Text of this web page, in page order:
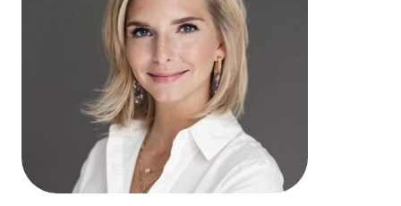
EXPERTISE
REFERENZEN
AKTUELLES
KARRIERE